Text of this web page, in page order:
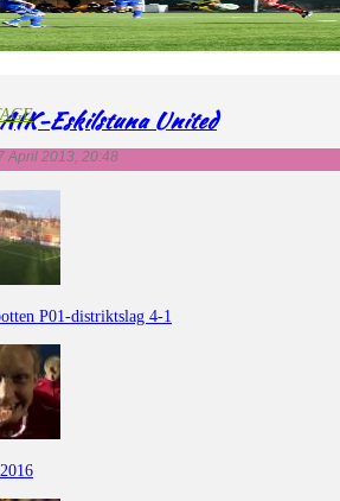
April 2013, 20:54
Eskilstuna United
April 2013, 20:48
P01-distriktslag 4-1